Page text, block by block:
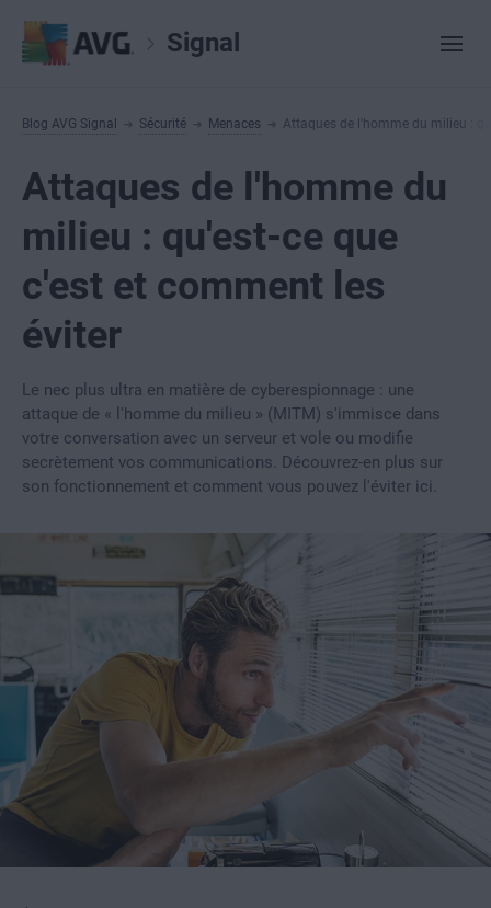
Signal
Blog AVG Signal Sécurité Menaces Attaques de l'homme du milieu :
Attaques de l'homme du
milieu : qu'est-ce que
c'est et comment les
éviter
Le nec plus ultra en matière de cyberespionnage : une
attaque de « l'homme du milieu » (MITM) s'immisce dans
votre conversation avec un serveur et vole ou modifie
secrètement vos communications. Découvrez-en plus sur
son fonctionnement et comment vous pouvez l'éviter ici.